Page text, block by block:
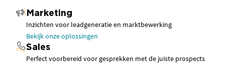
Marketing
Inzichten voor leadgeneratie en marktbewerking
Bekijk onze oplossingen
Sales
Perfect voorbereid voor gesprekken met de juiste prospects